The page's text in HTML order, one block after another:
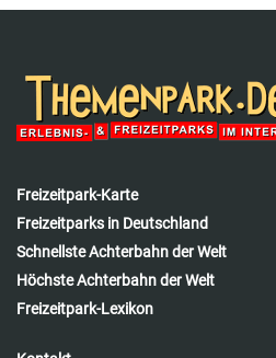
Freizeitpark-Karte
Freizeitparks in Deutschland
Schnellste Achterbahn der Welt
Höchste Achterbahn der Welt
Freizeitpark-Lexikon